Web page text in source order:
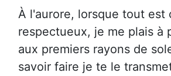
À l'aurore, lorsque tout est
respectueux, je me plais à
aux premiers rayons de
savoir faire je te le